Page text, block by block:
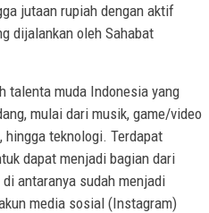
jutaan rupiah dengan aktif
dijalankan oleh Sahabat
talenta muda Indonesia yang
mulai dari musik, game/video
hingga teknologi. Terdapat
dapat menjadi bagian dari
antaranya sudah menjadi
media sosial (Instagram)